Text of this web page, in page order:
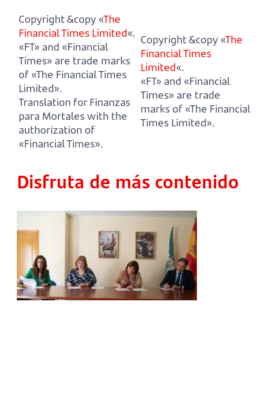
Copyright &copy «The
Financial Times Limited«.
«FT» and «Financial
Times» are trade marks
of «The Financial Times
Limited».
Translation for Finanzas
para Mortales with the
authorization of
«Financial Times».
Copyright &copy «The
Financial Times
Limited«.
«FT» and «Financial
Times» are trade
marks of «The Financial
Times Limited».
Disfruta de más contenido